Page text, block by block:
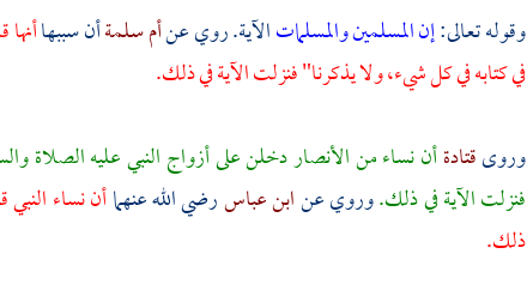
وقوله تعالى:إن المسلمين والمسلماتالآية. روي عنأم سلمةأن سببها
في كتابه في كل شيء، ولا يذكرنا" فنزلت الآية في ذلك.
وروىقتادةأن نساء منالأنصاردخلن على أزواج النبي عليه الصلاة
فنزلت الآية في ذلك.وروي عنابن عباسرضي الله عنهماأن نساء النبي
ذلك.